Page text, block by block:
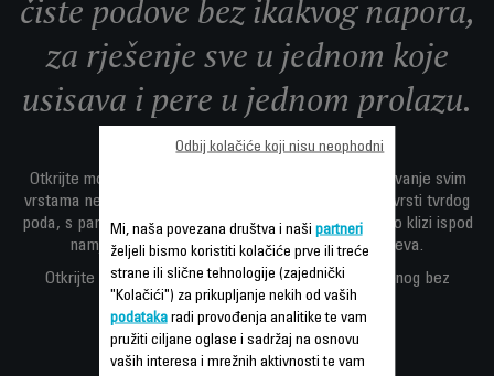
čiste podove bez ikakvog napora,
za rješenje sve u jednom koje
usisava i pere u jednom prolazu.
Otkrijte mokri suhi bežični usisivač napravljen za rukovanje svim
vrstama nereda - bilo tekućih ili čvrstih - na bilo kojoj vrsti tvrdog
poda, s pametnim dizajnom koji prijanja uz rubove i lako klizi ispod
namještaja s fleksibilnim dizajnom od 180 stupnjeva.
Otkrijte čistu radost besprijekornog doma napravljenog bez
napora.
Mi, naša povezana društva i naši partneri
željeli bismo koristiti kolačiće prve ili treće
strane ili slične tehnologije (zajednički
"Kolačići") za prikupljanje nekih od vaših
podatakaradi provođenja analitike te vam
pružiti ciljane oglase i sadržaj na osnovu
vaših interesa i mrežnih aktivnosti te vam
Odbij kolačiće koji nisu neophodni